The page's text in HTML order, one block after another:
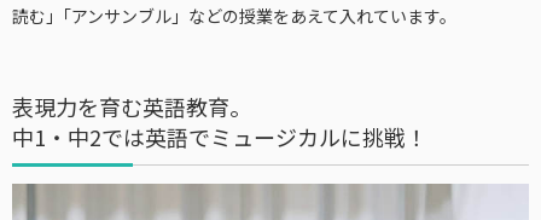
読む｣「アンサンブル」などの授業をあえて入れています。
表現力を育む英語教育。
中1・中2では英語でミュージカルに挑戦！